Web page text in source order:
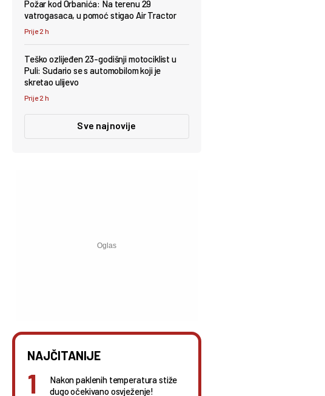
Požar kod Orbanića: Na terenu 29
vatrogasaca, u pomoć stigao Air Tractor
Prije 2 h
Teško ozlijeđen 23-godišnji motociklist u
Puli: Sudario se s automobilom koji je
skretao ulijevo
Prije 2 h
Sve najnovije
NAJČITANIJE
Nakon paklenih temperatura stiže
dugo očekivano osvježenje!